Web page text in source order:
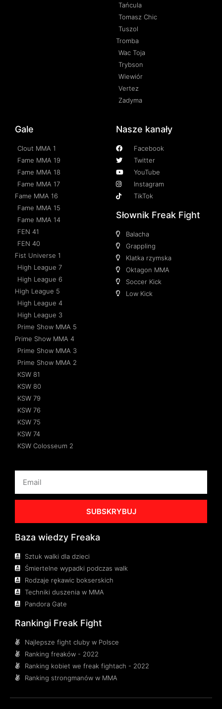
Tańcula
Tomasz Chic
Tuszol
Tromba
Wac Toja
Trybson
Wiewiór
Vertez
Zadyma
Gale
Clout MMA 1
Fame MMA 19
Fame MMA 18
Fame MMA 17
Fame MMA 16
Fame MMA 15
Fame MMA 14
FEN 41
FEN 40
Fist Universe 1
High League 7
High League 6
High League 5
High League 4
High League 3
Prime Show MMA 5
Prime Show MMA 4
Prime Show MMA 3
Prime Show MMA 2
KSW 81
KSW 80
KSW 79
KSW 76
KSW 75
KSW 74
KSW Colosseum 2
Nasze kanały
Facebook
Twitter
YouTube
Instagram
TikTok
Słownik Freak Fight
Balacha
Grappling
Klatka rzymska
Oktagon MMA
Soccer Kick
Low Kick
SUBSKRYBUJ
Baza wiedzy Freaka
Sztuk walki dla dzieci
Śmiertelne wypadki podczas walk
Rodzaje rękawic bokserskich
Techniki duszenia w MMA
Pandora Gate
Rankingi Freak Fight
Najlepsze fight cluby w Polsce
Ranking freaków - 2022
Ranking kobiet we freak fightach - 2022
Ranking strongmanów w MMA